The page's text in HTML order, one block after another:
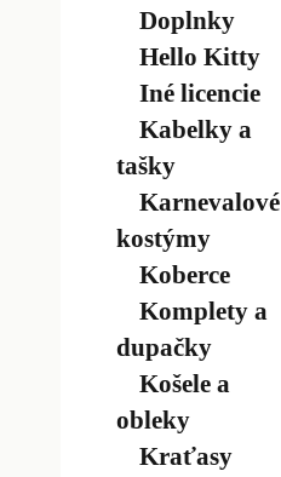
Doplnky
Hello Kitty
Iné licencie
Kabelky a
tašky
Karnevalové
kostýmy
Koberce
Komplety a
dupačky
Košele a
obleky
Kraťasy